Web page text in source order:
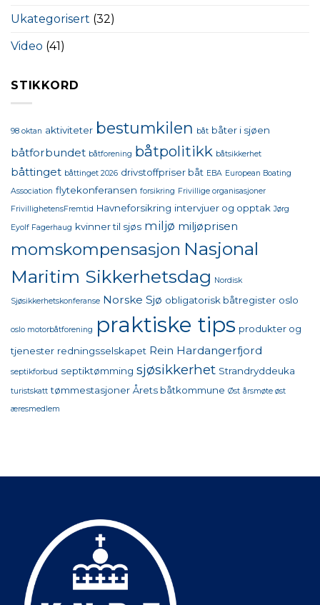
Ukategorisert (32)
Video (41)
STIKKORD
98 oktan aktiviteter bestumkilen båt båter i sjøen
båtforbundet båtforening båtpolitikk båtsikkerhet
båttinget båttinget 2026 drivstoffpriser båt EBA European Boating
Association flytekonferansen forsikring Frivillige organisasjoner
FrivillighetensFremtid Havneforsikring intervjuer og opptak Jørg
Eyolf Fagerhaug kvinner til sjøs miljø miljøprisen
momskompensasjon Nasjonal
Maritim Sikkerhetsdag Nordisk
Sjøsikkerhetskonferanse Norske Sjø obligatorisk båtregister oslo
oslo motorbåtforening praktiske tips produkter og
tjenester redningsselskapet Rein Hardangerfjord
septikforbud septiktømming sjøsikkerhet Strandryddeuka
turistskatt tømmestasjoner Årets båtkommune Øst årsmøte øst
æresmedlem